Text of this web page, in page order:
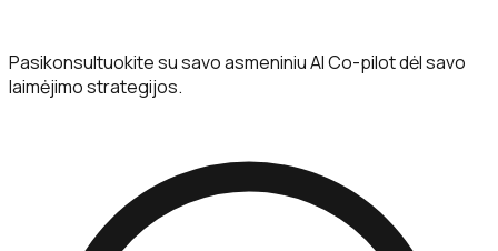
Pasikonsultuokite su savo asmeniniu AI Co-pilot dėl savo
laimėjimo strategijos.